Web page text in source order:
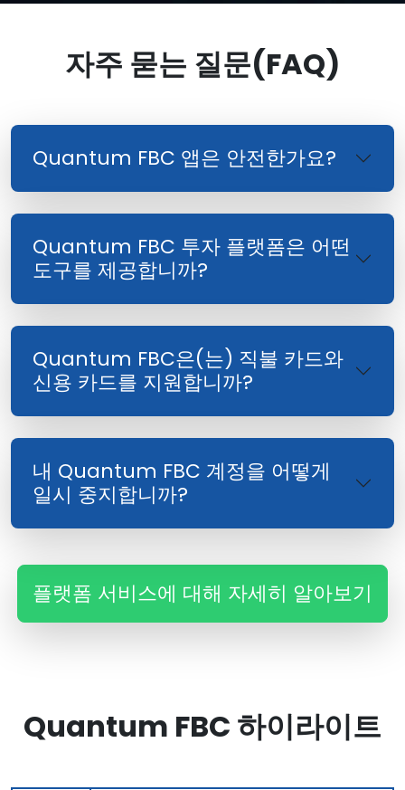
자주 묻는 질문(FAQ)
Quantum FBC 앱은 안전한가요?
Quantum FBC 투자 플랫폼은 어떤
도구를 제공합니까?
Quantum FBC은(는) 직불 카드와
신용 카드를 지원합니까?
내 Quantum FBC 계정을 어떻게
일시 중지합니까?
플랫폼 서비스에 대해 자세히 알아보기
Quantum FBC 하이라이트